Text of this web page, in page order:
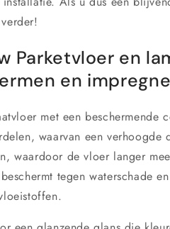
Parketvloer en
en
met een beschermende
waarvan een verhoogde
waardoor de vloer langer
tegen waterschade